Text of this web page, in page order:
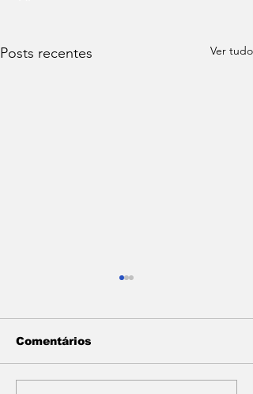
Posts recentes Ver tudo
Comentários